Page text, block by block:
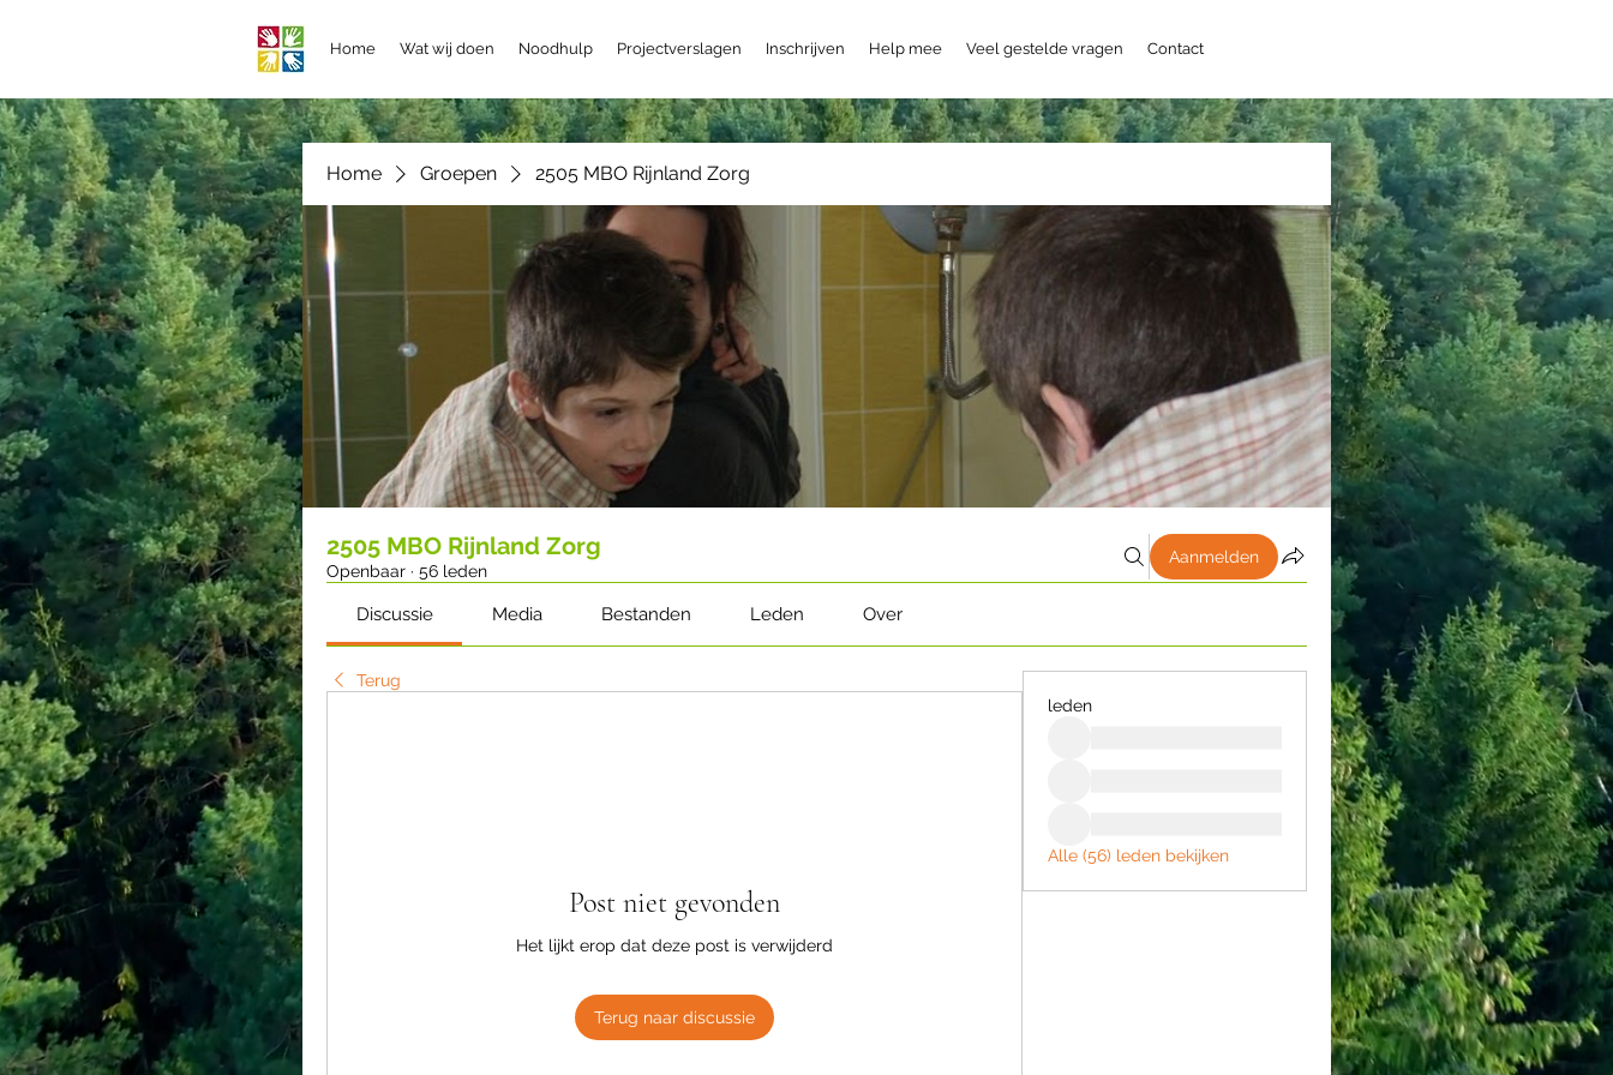
Home Wat wij doen Noodhulp Projectverslagen Inschrijven Help mee Veel gestelde vragen Contact
Home Groepen 2505 MBO Rijnland Zorg
2505 MBO Rijnland Zorg
Openbaar · 56 leden
Aanmelden
Discussie Media Bestanden Leden Over
Terug
Post niet gevonden
Het lijkt erop dat deze post is verwijderd
Terug naar discussie
leden
Alle (56) leden bekijken